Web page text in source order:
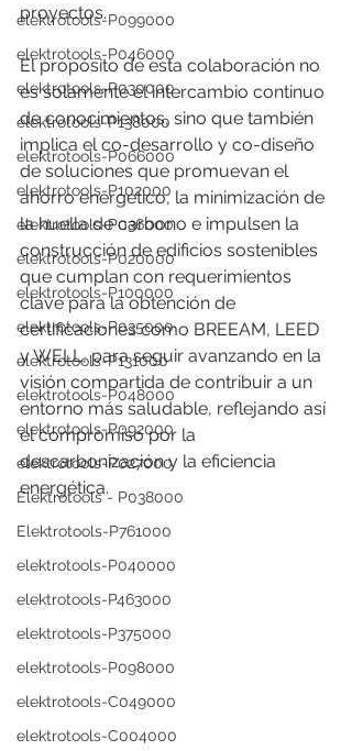
elektrotools-P099000
elektrotools-P046000
elektrotools-P030000
elektrotools-P138000
elektrotools-P066000
elektrotools-P102000
elektrotools-P036000
elektrotools-P020000
elektrotools-P100000
elektrotools-P035000
elektrotools-P131000
elektrotools-P048000
elektrotools-P092000
elektrotools-P027000
Elektrotools - P038000
Elektrotools-P761000
elektrotools-P040000
elektrotools-P463000
elektrotools-P375000
elektrotools-P098000
elektrotools-C049000
elektrotools-C004000
proyectos.
El propósito de esta colaboración no
es solamente el intercambio continuo
de conocimientos, sino que también
implica el co-desarrollo y co-diseño
de soluciones que promuevan el
ahorro energético, la minimización de
la huella de carbono e impulsen la
construcción de edificios sostenibles
que cumplan con requerimientos
clave para la obtención de
certificaciones como BREEAM, LEED
y WELL, para seguir avanzando en la
visión compartida de contribuir a un
entorno más saludable, reflejando así
el compromiso por la
descarbonización y la eficiencia
energética.